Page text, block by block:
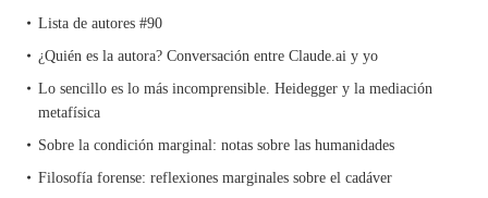
Lista de autores #90
¿Quién es la autora? Conversación entre Claude.ai y yo
Lo sencillo es lo más incomprensible. Heidegger y la mediación
metafísica
Sobre la condición marginal: notas sobre las humanidades
Filosofía forense: reflexiones marginales sobre el cadáver